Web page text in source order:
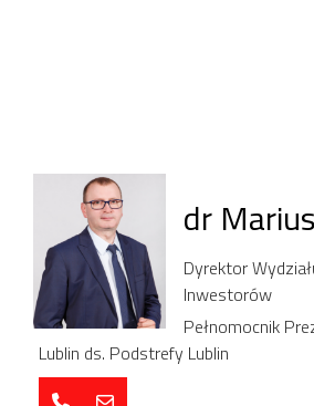
dr
Dyrektor
Inwestorów
Pełnomocnik
Lublin ds. Podstrefy Lublin